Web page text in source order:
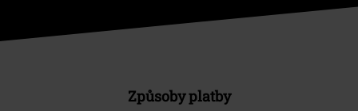
Způsoby platby